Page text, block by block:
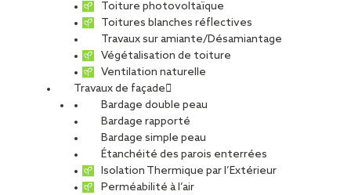
Toiture photovoltaïque
Toitures blanches réflectives
Travaux sur amiante/Désamiantage
Végétalisation de toiture
Ventilation naturelle
Travaux de façade
Bardage double peau
Bardage rapporté
Bardage simple peau
Étanchéité des parois enterrées
Isolation Thermique par l’Extérieur
Perméabilité à l’air